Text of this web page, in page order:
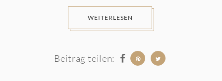
WEITERLESEN
Beitrag teilen: